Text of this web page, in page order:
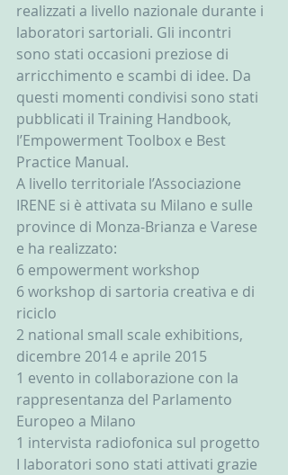
realizzati a livello nazionale durante i
laboratori sartoriali. Gli incontri
sono stati occasioni preziose di
arricchimento e scambi di idee. Da
questi momenti condivisi sono stati
pubblicati il Training Handbook,
l’Empowerment Toolbox e Best
Practice Manual.
A livello territoriale l’Associazione
IRENE si è attivata su Milano e sulle
province di Monza-Brianza e Varese
e ha realizzato:
6 empowerment workshop
6 workshop di sartoria creativa e di
riciclo
2 national small scale exhibitions,
dicembre 2014 e aprile 2015
1 evento in collaborazione con la
rappresentanza del Parlamento
Europeo a Milano
1 intervista radiofonica sul progetto
I laboratori sono stati attivati grazie